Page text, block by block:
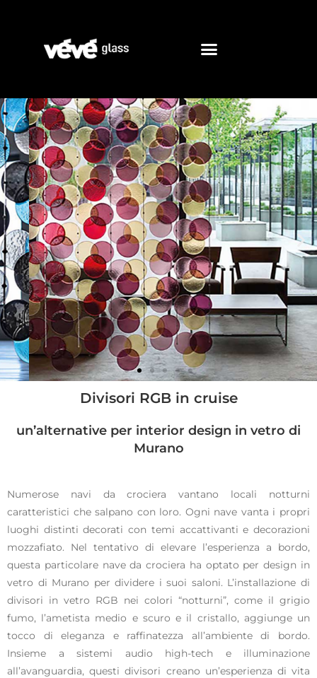
RGB
Divisori RGB in cruise
un’alternative per interior design in vetro di
Murano
Numerose navi da crociera vantano locali notturni
caratteristici che salpano con loro. Ogni nave vanta i propri
luoghi distinti decorati con temi accattivanti e decorazioni
mozzafiato. Nel tentativo di elevare l’esperienza a bordo,
questa particolare nave da crociera ha optato per design in
vetro di Murano per dividere i suoi saloni. L’installazione di
divisori in vetro RGB nei colori “notturni”, come il grigio
fumo, l’ametista medio e scuro e il cristallo, aggiunge un
tocco di eleganza e raffinatezza all’ambiente di bordo.
Insieme a sistemi audio high-tech e illuminazione
all’avanguardia, questi divisori creano un’esperienza di vita